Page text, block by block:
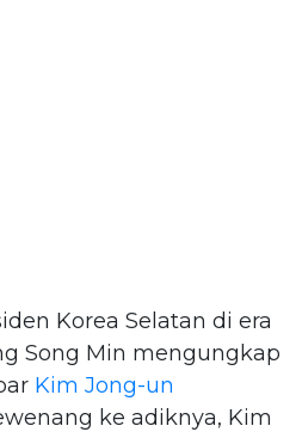
Korea Selatan di era
Song Min mengungkap
Kim Jong-un
ke adiknya, Kim